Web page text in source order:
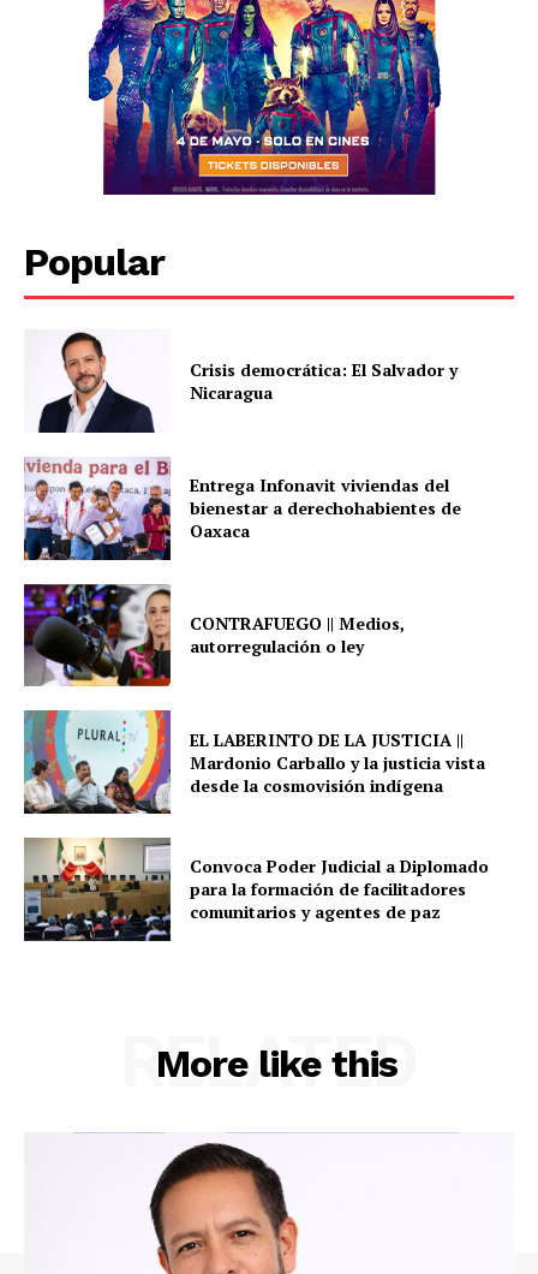
Popular
Crisis democrática: El Salvador y
Nicaragua
Entrega Infonavit viviendas del
bienestar a derechohabientes de
Oaxaca
CONTRAFUEGO || Medios,
autorregulación o ley
EL LABERINTO DE LA JUSTICIA ||
Mardonio Carballo y la justicia vista
desde la cosmovisión indígena
Convoca Poder Judicial a Diplomado
para la formación de facilitadores
comunitarios y agentes de paz
More like this
RELATED